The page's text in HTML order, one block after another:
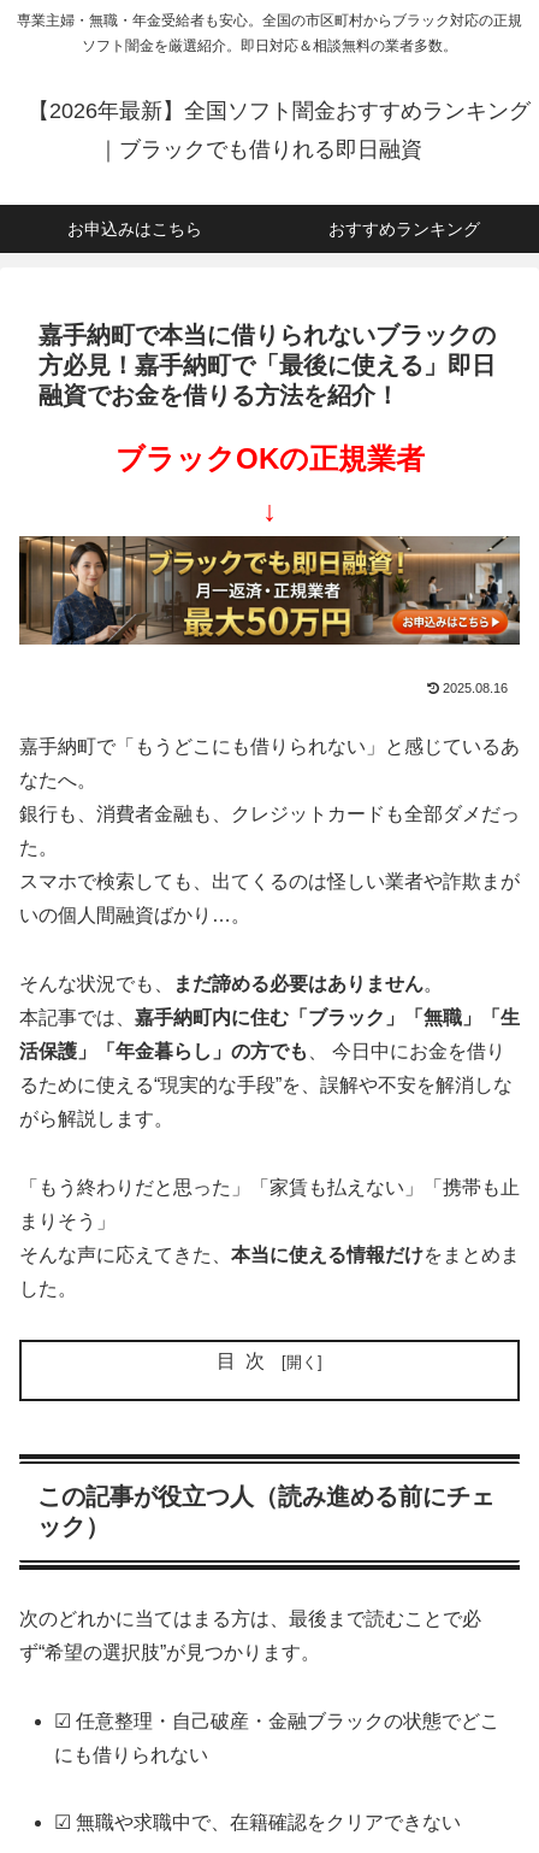
専業主婦・無職・年金受給者も安心。全国の市区町村からブラック対応の正規
ソフト闇金を厳選紹介。即日対応＆相談無料の業者多数。
【2026年最新】全国ソフト闇金おすすめランキング
｜ブラックでも借りれる即日融資
お申込みはこちら おすすめランキング
嘉手納町で本当に借りられないブラックの
方必見！嘉手納町で「最後に使える」即日
融資でお金を借りる方法を紹介！
ブラックOKの正規業者
↓
2025.08.16
嘉手納町で「もうどこにも借りられない」と感じているあ
なたへ。
銀行も、消費者金融も、クレジットカードも全部ダメだっ
た。
スマホで検索しても、出てくるのは怪しい業者や詐欺まが
いの個人間融資ばかり…。
そんな状況でも、 まだ諦める必要はありません。
本記事では、 嘉手納町内に住む「ブラック」「無職」「生
活保護」「年金暮らし」の方でも
、 今日中にお金を借り
るために使える“現実的な手段”を、誤解や不安を解消しな
がら解説します。
「もう終わりだと思った」「家賃も払えない」「携帯も止
まりそう」
そんな声に応えてきた、 本当に使える情報だけをまとめま
した。
目次
この記事が役立つ人（読み進める前にチェ
ック）
次のどれかに当てはまる方は、最後まで読むことで必
ず“希望の選択肢”が見つかります。
☑ 任意整理・自己破産・金融ブラックの状態でどこ
にも借りられない
☑ 無職や求職中で、在籍確認をクリアできない